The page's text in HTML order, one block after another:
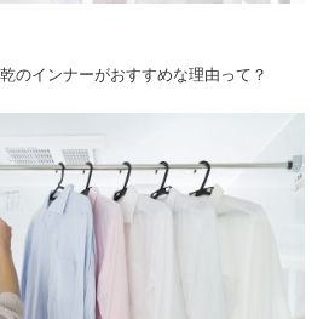
のインナーがおすすめな理由って？